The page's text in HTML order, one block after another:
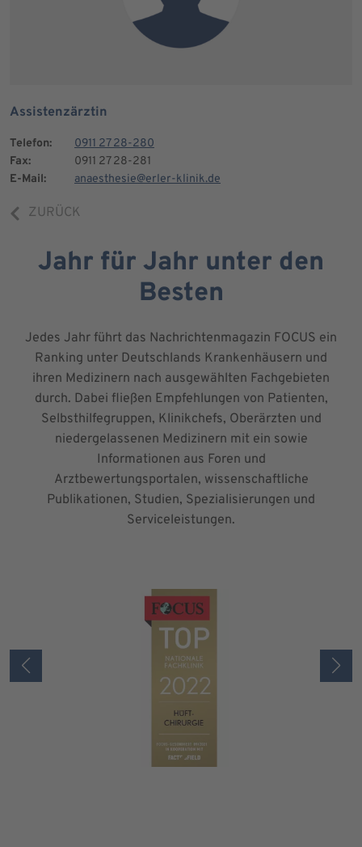
Assistenzärztin
Telefon:
0911 27 28-280
Fax:
0911 27 28-281
E-Mail:
anaesthesie@erler-klinik.de
ZURÜCK
Jahr für Jahr unter den
Besten
Jedes Jahr führt das Nachrichtenmagazin FOCUS ein
Ranking unter Deutschlands Krankenhäusern und
ihren Medizinern nach ausgewählten Fachgebieten
durch. Dabei fließen Empfehlungen von Patienten,
Selbsthilfegruppen, Klinikchefs, Oberärzten und
niedergelassenen Medizinern mit ein sowie
Informationen aus Foren und
Arztbewertungsportalen, wissenschaftliche
Publikationen, Studien, Spezialisierungen und
Serviceleistungen.